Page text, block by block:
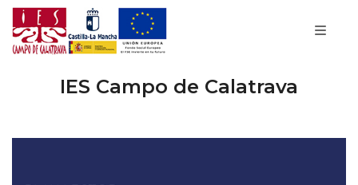
IES Campo de Calatrava